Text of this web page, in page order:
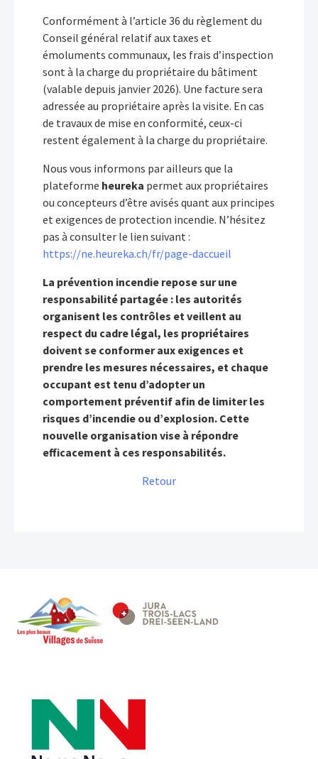
Conformément à l’article 36 du règlement du
Conseil général relatif aux taxes et
émoluments communaux, les frais d’inspection
sont à la charge du propriétaire du bâtiment
(valable depuis janvier 2026). Une facture sera
adressée au propriétaire après la visite. En cas
de travaux de mise en conformité, ceux-ci
restent également à la charge du propriétaire.
Nous vous informons par ailleurs que la
plateforme heureka permet aux propriétaires
ou concepteurs d’être avisés quant aux principes
et exigences de protection incendie. N’hésitez
pas à consulter le lien suivant :
https://ne.heureka.ch/fr/page-daccueil
La prévention incendie repose sur une
responsabilité partagée : les autorités
organisent les contrôles et veillent au
respect du cadre légal, les propriétaires
doivent se conformer aux exigences et
prendre les mesures nécessaires, et chaque
occupant est tenu d’adopter un
comportement préventif afin de limiter les
risques d’incendie ou d’explosion. Cette
nouvelle organisation vise à répondre
efficacement à ces responsabilités.
Retour